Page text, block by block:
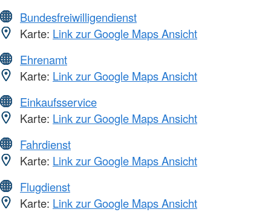
Bundesfreiwilligendienst
Karte: Link zur Google Maps Ansicht
Ehrenamt
Karte: Link zur Google Maps Ansicht
Einkaufsservice
Karte: Link zur Google Maps Ansicht
Fahrdienst
Karte: Link zur Google Maps Ansicht
Flugdienst
Karte: Link zur Google Maps Ansicht